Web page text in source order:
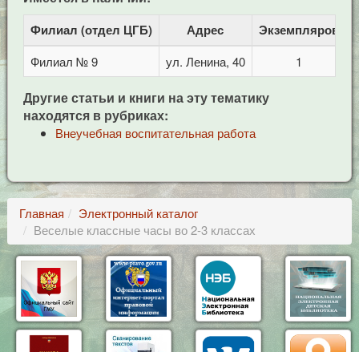
Филиал (отдел ЦГБ) Адрес Экземпляров
Филиал № 9 ул. Ленина, 40 1
Другие статьи и книги на эту тематику
находятся в рубриках:
Внеучебная воспитательная работа
Главная
Электронный каталог
Веселые классные часы во 2-3 классах